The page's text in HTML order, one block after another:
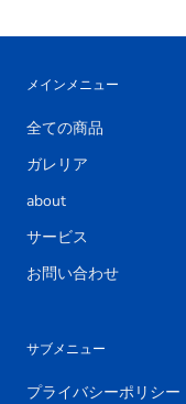
メインメニュー
全ての商品
ガレリア
about
サービス
お問い合わせ
サブメニュー
プライバシーポリシー